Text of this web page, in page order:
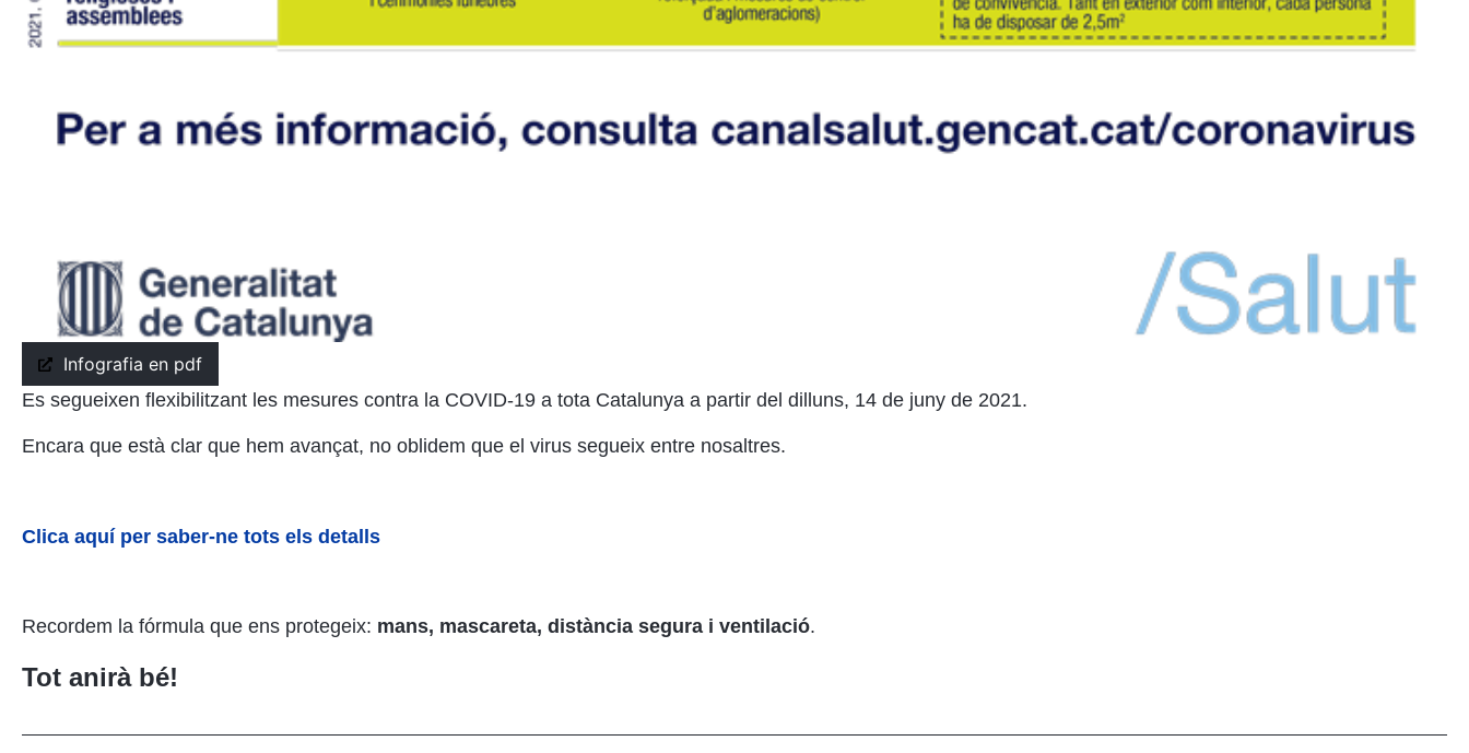
Infografia en pdf
Es segueixen flexibilitzant les mesures contra la COVID-19 a tota Catalunya a partir del dilluns, 14 de juny de 2021.
Encara que està clar que hem avançat, no oblidem que el virus segueix entre nosaltres.
Clica aquí per saber-ne tots els detalls
Recordem la fórmula que ens protegeix: mans, mascareta, distància segura i ventilació.
Tot anirà bé!